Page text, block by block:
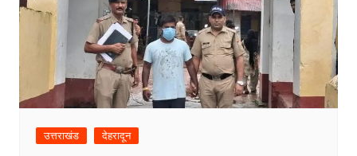
उत्तराखंड देहरादून